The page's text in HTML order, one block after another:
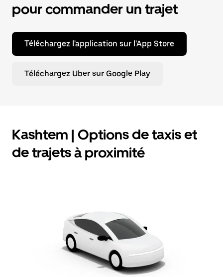
pour commander un trajet
Téléchargez l'application sur l'App Store
Téléchargez Uber sur Google Play
Kashtem | Options de taxis et
de trajets à proximité